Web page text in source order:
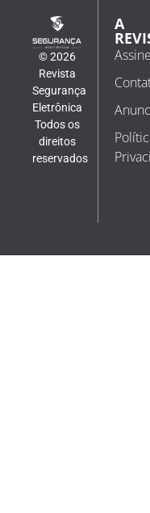
© 2026
Revista
Segurança
Eletrônica
Todos os
direitos
reservados
A
Assine